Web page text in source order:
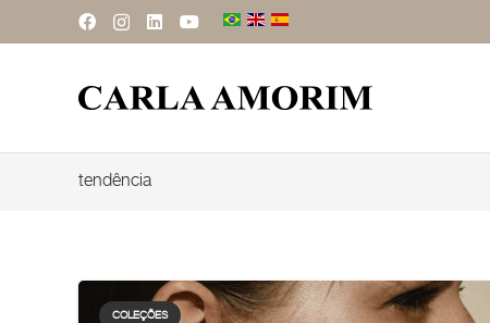
tendência
COLEÇÕES